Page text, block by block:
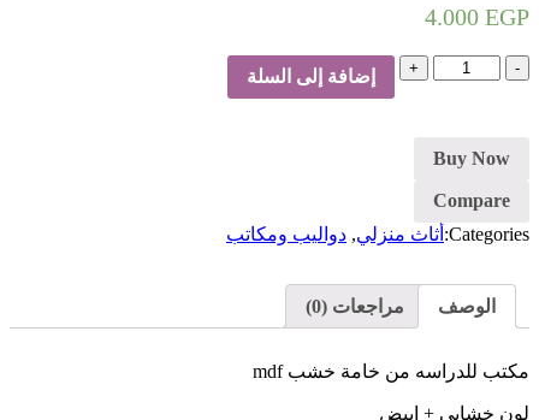
4.000 EGP
كمية
إضافة إلى السلة
Buy Now
Compare
Categories: أثاث منزلي, دواليب ومكاتب
الوصف مراجعات (0)
مكتب للدراسه من خامة خشب mdf
لون خشابي + ابيض